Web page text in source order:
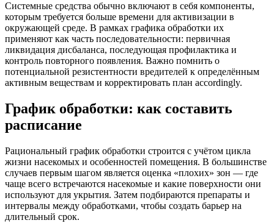
Системные средства обычно включают в себя компоненты,
которым требуется больше времени для активизации в
окружающей среде. В рамках графика обработки их
применяют как часть последовательности: первичная
ликвидация дисбаланса, последующая профилактика и
контроль повторного появления. Важно помнить о
потенциальной резистентности вредителей к определённым
активным веществам и корректировать план accordingly.
График обработки: как составить
расписание
Рациональный график обработки строится с учётом цикла
жизни насекомых и особенностей помещения. В большинстве
случаев первым шагом является оценка «плохих» зон — где
чаще всего встречаются насекомые и какие поверхности они
используют для укрытия. Затем подбираются препараты и
интервалы между обработками, чтобы создать барьер на
длительный срок.